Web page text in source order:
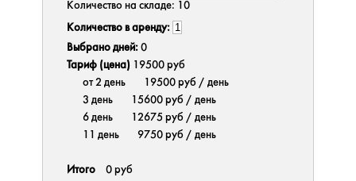
Количество на складе: 10
Количество в аренду:
Выбрано дней: 0
Тариф (цена) 19500 руб
от 2 день
19500 руб / день
3 день
15600 руб / день
6 день
12675 руб / день
11 день
9750 руб / день
Итого 0 руб